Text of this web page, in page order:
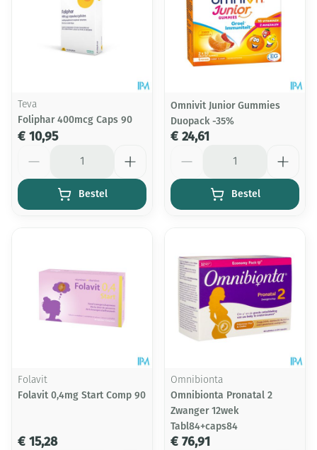
Teva
Foliphar 400mcg Caps 90
€ 10,95
Bestel
Omnivit Junior Gummies
Duopack -35%
€ 24,61
Bestel
Folavit
Folavit 0,4mg Start Comp 90
€ 15,28
Omnibionta
Omnibionta Pronatal 2
Zwanger 12wek
Tabl84+caps84
€ 76,91